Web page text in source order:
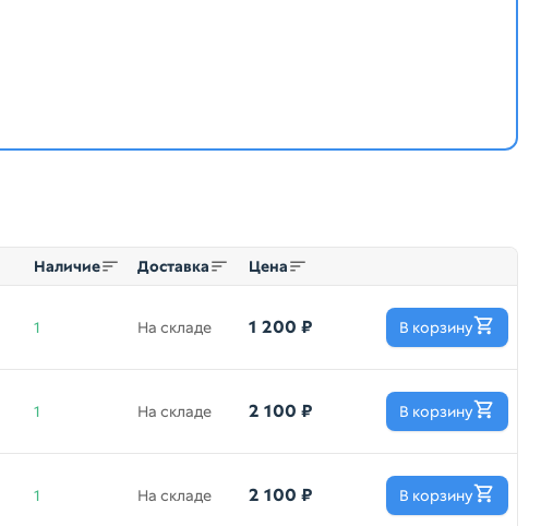
Наличие Доставка Цена
1 На складе 1 200 ₽ В корзину
1 На складе 2 100 ₽ В корзину
1 На складе 2 100 ₽ В корзину